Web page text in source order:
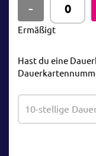
Ermäßigt
Hast du eine